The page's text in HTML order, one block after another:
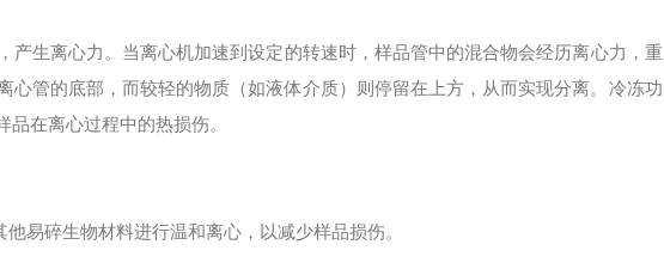
产生离心力。当离心机加速到设定的转速时，样品管中的混合物会经历离心力，重
心管的底部，而较轻的物质（如液体介质）则停留在上方，从而实现分离。冷冻功
在离心过程中的热损伤。
碎生物材料进行温和离心，以减少样品损伤。